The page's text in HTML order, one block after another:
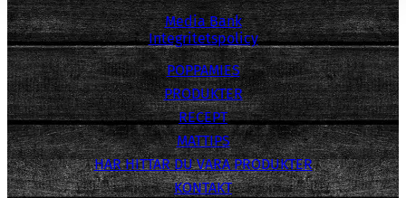
Media Bank
Integritetspolicy
POPPAMIES
PRODUKTER
RECEPT
MATTIPS
HAR HITTAR DU VARA PRODUKTER
KONTAKT